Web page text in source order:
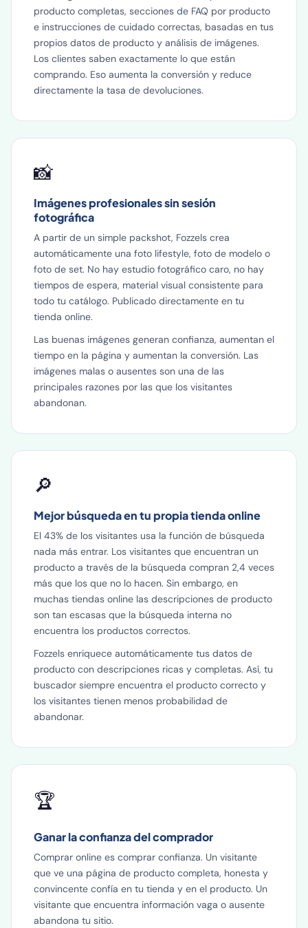
producto completas, secciones de FAQ por producto
e instrucciones de cuidado correctas, basadas en tus
propios datos de producto y análisis de imágenes.
Los clientes saben exactamente lo que están
comprando. Eso aumenta la conversión y reduce
directamente la tasa de devoluciones.
📸
Imágenes profesionales sin sesión
fotográfica
A partir de un simple packshot, Fozzels crea
automáticamente una foto lifestyle, foto de modelo o
foto de set. No hay estudio fotográfico caro, no hay
tiempos de espera, material visual consistente para
todo tu catálogo. Publicado directamente en tu
tienda online.
Las buenas imágenes generan confianza, aumentan el
tiempo en la página y aumentan la conversión. Las
imágenes malas o ausentes son una de las
principales razones por las que los visitantes
abandonan.
🔎
Mejor búsqueda en tu propia tienda online
El 43% de los visitantes usa la función de búsqueda
nada más entrar. Los visitantes que encuentran un
producto a través de la búsqueda compran 2,4 veces
más que los que no lo hacen. Sin embargo, en
muchas tiendas online las descripciones de producto
son tan escasas que la búsqueda interna no
encuentra los productos correctos.
Fozzels enriquece automáticamente tus datos de
producto con descripciones ricas y completas. Así, tu
buscador siempre encuentra el producto correcto y
los visitantes tienen menos probabilidad de
abandonar.
🏆
Ganar la confianza del comprador
Comprar online es comprar confianza. Un visitante
que ve una página de producto completa, honesta y
convincente confía en tu tienda y en el producto. Un
visitante que encuentra información vaga o ausente
abandona tu sitio.